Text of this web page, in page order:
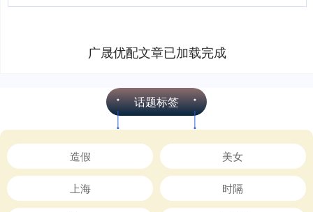
广晟优配文章已加载完成
话题标签
造假 美女
上海 时隔